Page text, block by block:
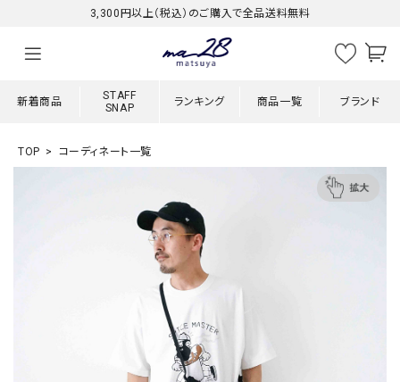
3,300円以上（税込）のご購入で全品送料無料
新着商品
STAFF
SNAP
ランキング 商品一覧 ブランド
TOP コーディネート一覧